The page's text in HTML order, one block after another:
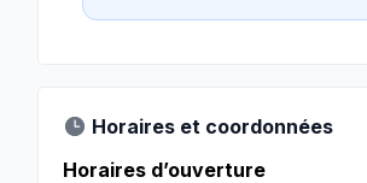
Horaires et coordonnées
Horaires d’ouverture